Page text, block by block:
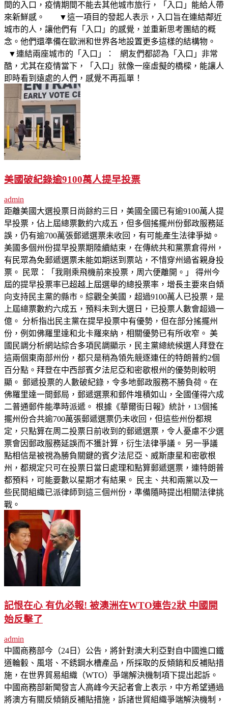
間的入口，疫情期間不能去其他城市旅行，「入口」能給人帶
來新鮮感。 ▼這一項目的發起人表示，入口旨在連結鄰近
城市的人，讓他們有「入口」的感覺，並重新思考團結的概
念。他們還準備在歐洲和世界各地設置更多這樣的結構物。
▼連結兩座城市的「入口」： 網友們都認為「入口」非常
酷，尤其在疫情當下，「入口」就像一座虛擬的橋樑，能讓人
即時看到遠處的人們，感覺不再孤單！
美國破紀錄逾9100萬人提早投票
admin
距離美國大選投票日尚餘約三日，美國全國已有逾9100萬人提
早投票，佔上屆總票數約六成五，但多個搖擺州份郵政服務延
誤，仍有逾700萬張郵遞選票未收回，有可能產生法律爭拗。
美國多個州份提早投票期陸續結束，在傳統共和黨票倉得州，
有民眾為免郵遞選票未能如期送到票站，不惜穿州過省親身投
票。 民眾：「我剛乘飛機前來投票，周六便離開。」 得州今
屆的提早投票率已超越上屆選舉的總投票率，增長主要來自傾
向支持民主黨的縣市。綜觀全美國，超過9100萬人已投票，是
上屆總票數約六成五，預料未到大選日，已投票人數會超過一
億。 分析指出民主黨在提早投票中有優勢，但在部分搖擺州
份，例如佛羅里達和北卡羅來納，相關優勢已有所收窄。 美
國民調分析網站綜合多項民調顯示，民主黨總統候選人拜登在
這兩個東南部州份，都只是稍為領先競逐連任的特朗普約2個
百分點。拜登在中西部賓夕法尼亞和密歇根州的優勢則較明
顯。 郵遞投票的人數破紀錄，令多地郵政服務不勝負荷。在
佛羅里達一間郵局，郵遞選票和郵件堆積如山，全國僅得六成
二普通郵件能準時派遞。 根據《華爾街日報》統計，13個搖
擺州份合共逾700萬張郵遞選票仍未收回，但這些州份都規
定，只點算在周二投票日前收到的郵遞選票，令人憂慮不少選
票會因郵政服務延誤而不獲計算，衍生法律爭議。 另一爭議
點相信是被視為勝負關鍵的賓夕法尼亞、威斯康星和密歇根
州，都規定只可在投票日當日處理和點算郵遞選票，連特朗普
都預料，可能要數以星期才有結果。 民主、共和兩黨以及一
些民間組織已派律師到這三個州份，準備隨時提出相關法律挑
戰。
記恨在心 有仇必報! 被澳洲在WTO連告2狀 中國開
始反擊了
admin
中國商務部今（24日）公告，將針對澳大利亞對自中國進口鐵
道輪轂、風塔、不銹鋼水槽產品，所採取的反傾銷和反補貼措
施，在世界貿易組織（WTO）爭端解決機制項下提出起訴。
中國商務部新聞發言人高峰今天記者會上表示，中方希望通過
將澳方有關反傾銷反補貼措施，訴諸世貿組織爭端解決機制，